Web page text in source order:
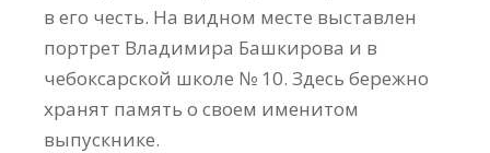
в его честь. На видном месте выставлен
портрет Владимира Башкирова и в
чебоксарской школе № 10. Здесь бережно
хранят память о своем именитом
выпускнике.